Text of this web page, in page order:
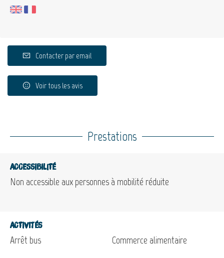
Contacter par email
Voir tous les avis
Prestations
Accessibilité
Non accessible aux personnes à mobilité réduite
Activités
Arrêt bus Commerce alimentaire